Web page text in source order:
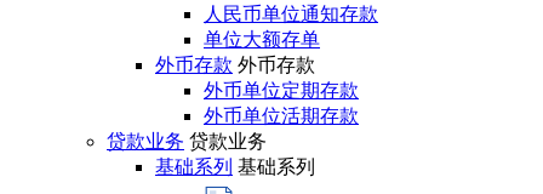
人民币单位通知存款
单位大额存单
外币存款 外币存款
外币单位定期存款
外币单位活期存款
贷款业务 贷款业务
基础系列 基础系列